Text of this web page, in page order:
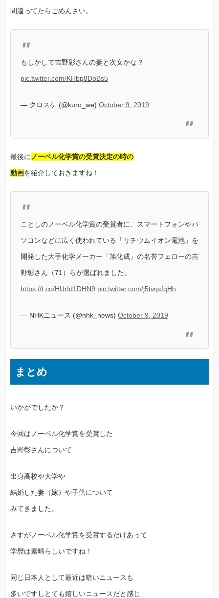
間違ってたらごめんさい。
もしかして吉野彰さんの妻と次女かな？
pic.twitter.com/KHbp8DoBs5
— クロスケ (@kuro_we) October 9, 2019
最後に ノーベル化学賞の受賞決定の時の
動画を紹介しておきますね！
ことしのノーベル化学賞の受賞者に、スマートフォンやパ
ソコンなどに広く使われている「リチウムイオン電池」を
開発した大手化学メーカー「旭化成」の名誉フェローの吉
野彰さん（71）らが選ばれました。
https://t.co/HUrId1DHN9 pic.twitter.com/j5tvqxfqHh
— NHKニュース (@nhk_news) October 9, 2019
まとめ
いかがでしたか？
今回はノーベル化学賞を受賞した
吉野彰さんについて
出身高校や大学や
結婚した妻（嫁）や子供について
みてきました。
さすがノーベル化学賞を受賞するだけあって
学歴は素晴らしいですね！
同じ日本人として最近は暗いニュースも
多いですしとても嬉しいニュースだと感じ